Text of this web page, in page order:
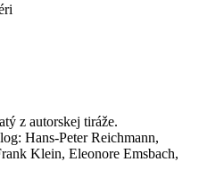
z autorskej tiráže.
Hans-Peter Reichmann,
Klein, Eleonore Emsbach,